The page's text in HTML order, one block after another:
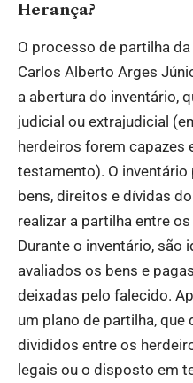
Herança?
O processo de partilha
Carlos Alberto Arges
a abertura do inventário,
judicial ou extrajudicial
herdeiros forem capazes
testamento). O
bens, direitos e dívidas
realizar a partilha entre
Durante o inventário, são
avaliados os bens e
deixadas pelo falecido.
um plano de partilha,
divididos entre os
legais ou o disposto em